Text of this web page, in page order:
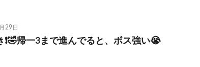
29日
❗🤣帰一3まで進んでると、ボス強い😭